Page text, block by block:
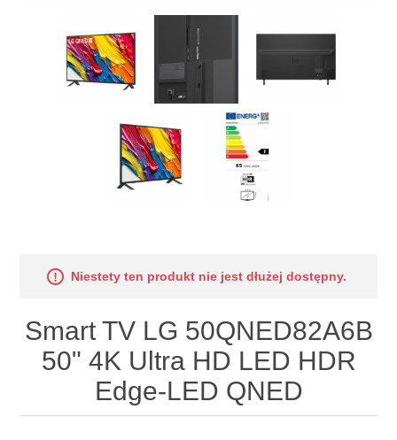
Niestety ten produkt nie jest dłużej dostępny.
Smart TV LG 50QNED82A6B
50" 4K Ultra HD LED HDR
Edge-LED QNED